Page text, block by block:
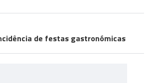
de festas gastronómicas